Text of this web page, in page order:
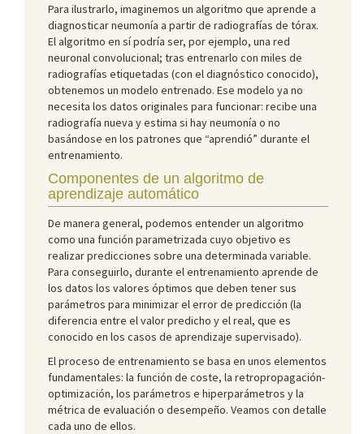
Para ilustrarlo, imaginemos un algoritmo que aprende a
diagnosticar neumonía a partir de radiografías de tórax.
El algoritmo en sí podría ser, por ejemplo, una red
neuronal convolucional; tras entrenarlo con miles de
radiografías etiquetadas (con el diagnóstico conocido),
obtenemos un modelo entrenado. Ese modelo ya no
necesita los datos originales para funcionar: recibe una
radiografía nueva y estima si hay neumonía o no
basándose en los patrones que “aprendió” durante el
entrenamiento.
Componentes de un algoritmo de
aprendizaje automático
De manera general, podemos entender un algoritmo
como una función parametrizada cuyo objetivo es
realizar predicciones sobre una determinada variable.
Para conseguirlo, durante el entrenamiento aprende de
los datos los valores óptimos que deben tener sus
parámetros para minimizar el error de predicción (la
diferencia entre el valor predicho y el real, que es
conocido en los casos de aprendizaje supervisado).
El proceso de entrenamiento se basa en unos elementos
fundamentales: la función de coste, la retropropagación-
optimización, los parámetros e hiperparámetros y la
métrica de evaluación o desempeño. Veamos con detalle
cada uno de ellos.